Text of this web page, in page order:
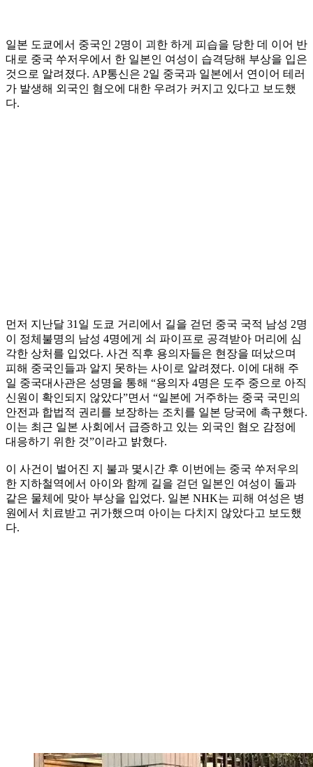
일본 도쿄에서 중국인 2명이 괴한 하게 피습을 당한 데 이어 반
대로 중국 쑤저우에서 한 일본인 여성이 습격당해 부상을 입은
것으로 알려졌다. AP통신은 2일 중국과 일본에서 연이어 테러
가 발생해 외국인 혐오에 대한 우려가 커지고 있다고 보도했
다.
먼저 지난달 31일 도쿄 거리에서 길을 걷던 중국 국적 남성 2명
이 정체불명의 남성 4명에게 쇠 파이프로 공격받아 머리에 심
각한 상처를 입었다. 사건 직후 용의자들은 현장을 떠났으며
피해 중국인들과 알지 못하는 사이로 알려졌다. 이에 대해 주
일 중국대사관은 성명을 통해 “용의자 4명은 도주 중으로 아직
신원이 확인되지 않았다”면서 “일본에 거주하는 중국 국민의
안전과 합법적 권리를 보장하는 조치를 일본 당국에 촉구했다.
이는 최근 일본 사회에서 급증하고 있는 외국인 혐오 감정에
대응하기 위한 것”이라고 밝혔다.
이 사건이 벌어진 지 불과 몇시간 후 이번에는 중국 쑤저우의
한 지하철역에서 아이와 함께 길을 걷던 일본인 여성이 돌과
같은 물체에 맞아 부상을 입었다. 일본 NHK는 피해 여성은 병
원에서 치료받고 귀가했으며 아이는 다치지 않았다고 보도했
다.